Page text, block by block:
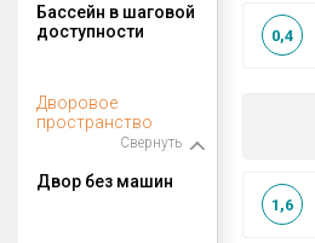
Бассейн в шаговой
доступности
0,4
Дворовое
пространство
Свернуть
Двор без машин
1,6